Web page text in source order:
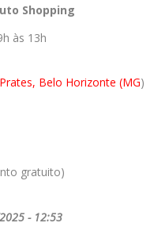
Shopping
às 13h
Belo Horizonte (MG)
gratuito)
- 12:53